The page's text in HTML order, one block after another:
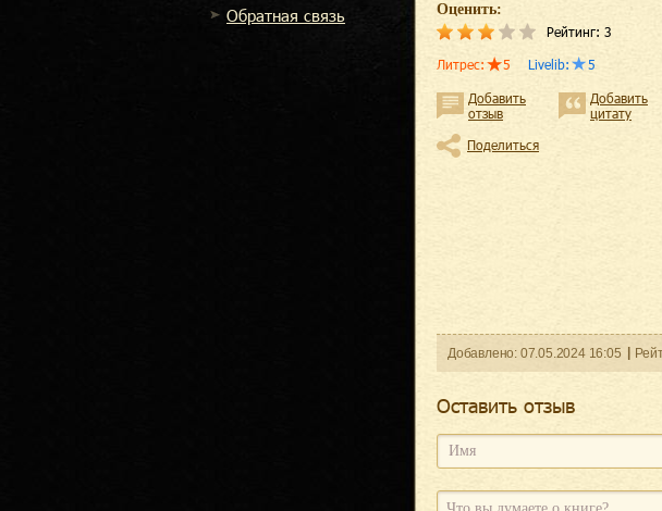
Обратная связь
Оценить:
Рейтинг: 3
Литрес: 5 Livelib: 5
Добавить
отзыв
Добавить
цитату
Поделиться
Добавленo: 07.05.2024 16:05
Оcтавить отзыв